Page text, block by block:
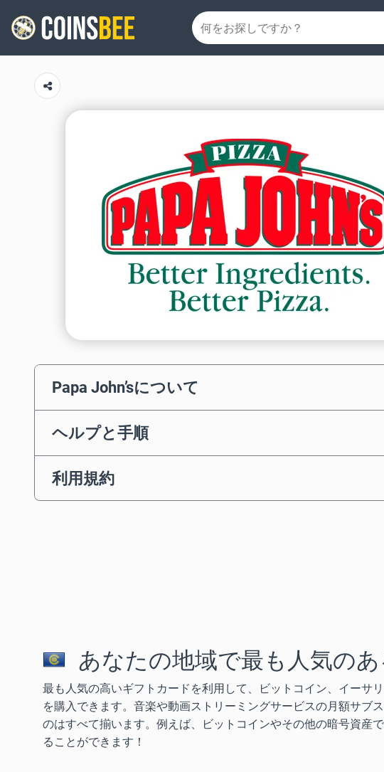
Papa John’sについて
ヘルプと手順
利用規約
あなたの地域で最も人気の
最も人気の高いギフトカードを利用して、ビットコイン、イーサ
を購入できます。音楽や動画ストリーミングサービスの月額サブ
のはすべて揃います。例えば、ビットコインやその他の暗号資産
ることができます！